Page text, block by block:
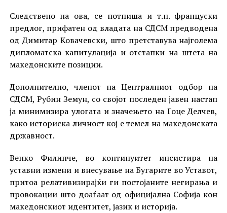
Следствено на ова, се потпиша и т.н. француски
предлог, прифатен од владата на СДСМ предводена
од Димитар Ковачевски, што претставува најголема
дипломатска капитулација и отстапки на штета на
македонските позиции.
Дополнително, членот на Централниот одбор на
СДСМ, Рубин Земун, со својот последен јавен настап
ја минимизира улогата и значењето на Гоце Делчев,
како историска личност кој е темел на македонската
државност.
Венко Филипче, во континуитет инсистира на
уставни измени и внесување на Бугарите во Уставот,
притоа релативизирајќи ги постојаните негирања и
провокации што доаѓаат од официјална Софија кон
македонскиот идентитет, јазик и историја.